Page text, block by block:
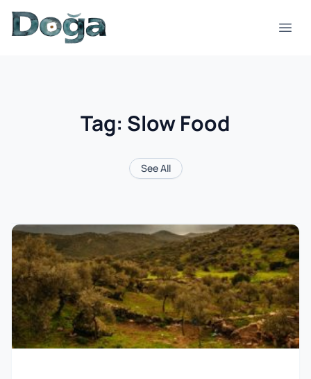
Skip to content
Tag: Slow Food
See All